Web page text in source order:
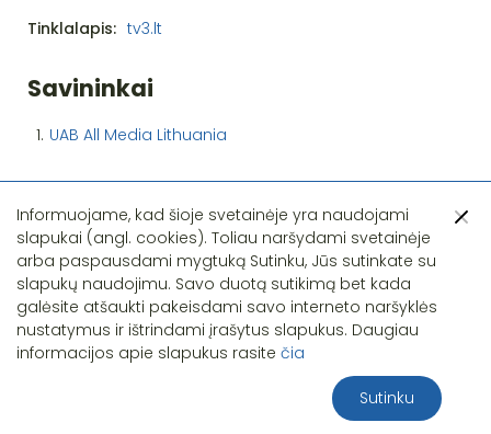
Tinklalapis: tv3.lt
Savininkai
1. UAB All Media Lithuania
Pastebėjote klaidą?
Informuojame, kad šioje svetainėje yra naudojami
slapukai (angl. cookies). Toliau naršydami svetainėje
arba paspausdami mygtuką Sutinku, Jūs sutinkate su
slapukų naudojimu. Savo duotą sutikimą bet kada
galėsite atšaukti pakeisdami savo interneto naršyklės
nustatymus ir ištrindami įrašytus slapukus. Daugiau
informacijos apie slapukus rasite čia
Sutinku